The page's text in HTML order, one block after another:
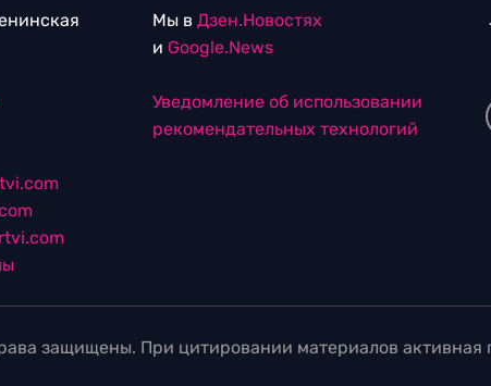
Мы в Дзен.Новостях
и Google.News
Уведомление об использовании
рекомендательных технологий
защищены. При цитировании материалов активная